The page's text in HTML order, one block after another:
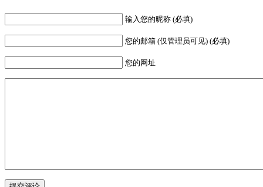
输入您的昵称 (必填)
您的邮箱 (仅管理员可见) (必填)
您的网址